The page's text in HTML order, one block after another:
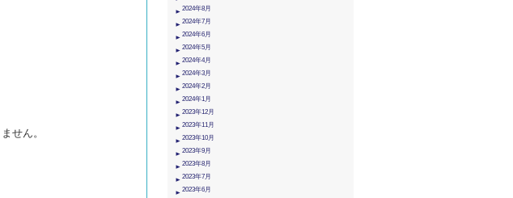
せん。
2024年8月
2024年7月
2024年6月
2024年5月
2024年4月
2024年3月
2024年2月
2024年1月
2023年12月
2023年11月
2023年10月
2023年9月
2023年8月
2023年7月
2023年6月